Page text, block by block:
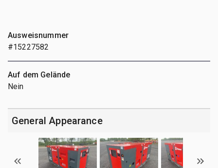
Ausweisnummer
#15227582
Auf dem Gelände
Nein
General Appearance